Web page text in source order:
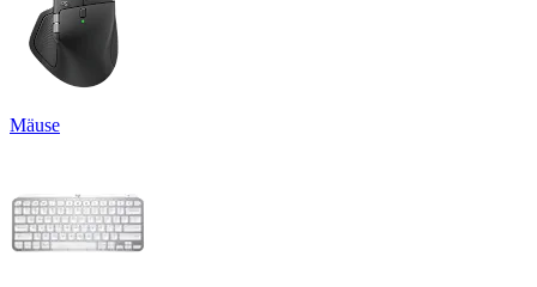
Mäuse